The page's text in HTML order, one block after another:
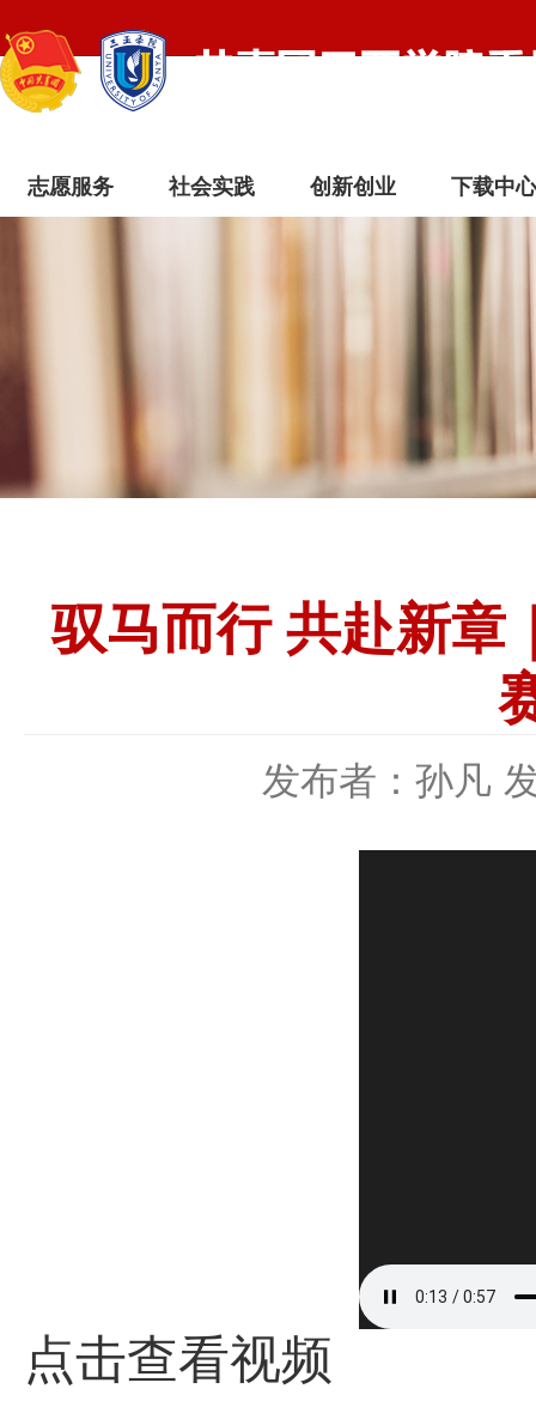
志愿服务 社会实践 创新创业 下载中心
驭马而行 共赴新章
发布者：孙凡
点击查看视频